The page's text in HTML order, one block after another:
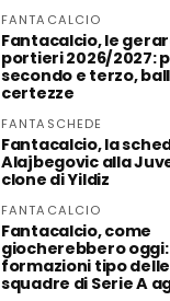
FANTACALCIO
Fantacalcio, le
portieri 2026/2027:
secondo e terzo,
certezze
FANTASCHEDE
Fantacalcio, la
Alajbegovic alla
clone di Yildiz
FANTACALCIO
Fantacalcio, come
giocherebbero oggi:
formazioni tipo
squadre di Serie A